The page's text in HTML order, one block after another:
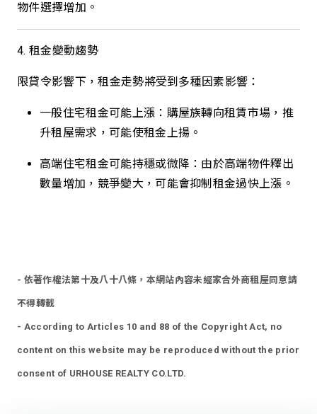
物件選擇增加。
4. 租金變動趨勢
限貸令影響下，租金走勢將受到多種因素影響：
一般住宅租金可能上漲：購屋族轉向租賃市場，推
升租屋需求，可能使租金上揚。
高端住宅租金可能持穩或微降：由於高端物件釋出
數量增加，競爭變大，可能會抑制租金過快上漲。
- 依著作權法第十及八十八條，本網站內容未經家合外商租屋同意請
不得轉載
- According to Articles 10 and 88 of the Copyright Act, no
content on this website may be reproduced without the prior
consent of URHOUSE REALTY CO.LTD.